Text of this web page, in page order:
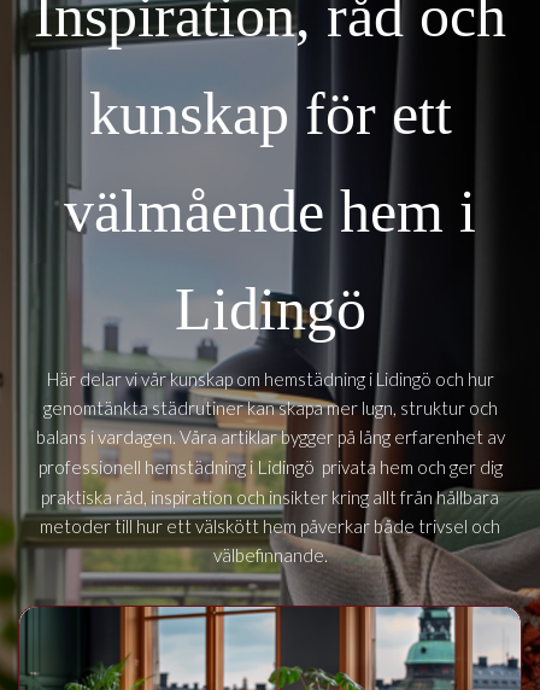
Inspiration, råd och
kunskap för ett
välmående hem i
Lidingö
Här delar vi vår kunskap om hemstädning i Lidingö och hur
genomtänkta städrutiner kan skapa mer lugn, struktur och
balans i vardagen. Våra artiklar bygger på lång erfarenhet av
professionell hemstädning iLidingö privata hem och ger dig
praktiska råd, inspiration och insikter kring allt från hållbara
metoder till hur ett välskött hem påverkar både trivsel och
välbefinnande.